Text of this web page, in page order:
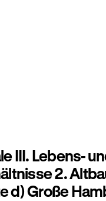
III. Lebens-
2.
d) Große